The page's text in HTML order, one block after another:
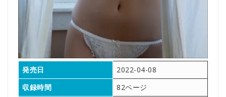
発売日
2022-04-08
収録時間
82ページ